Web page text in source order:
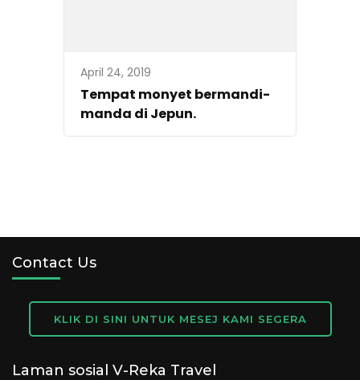
April 24, 2019
Tempat monyet bermandi-
manda di Jepun.
Contact Us
KLIK DI SINI UNTUK MESEJ KAMI SEGERA
Laman sosial V-Reka Travel